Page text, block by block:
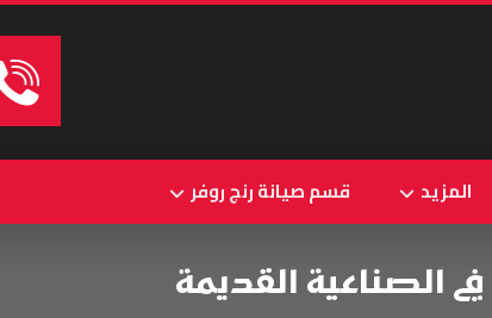
المزيد قسم صيانة رنج روفر
الصناعية القديمة